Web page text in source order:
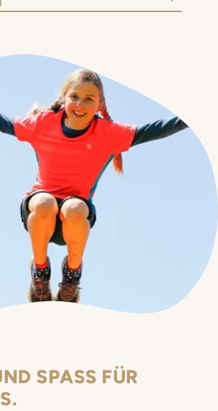
SPASS FÜR